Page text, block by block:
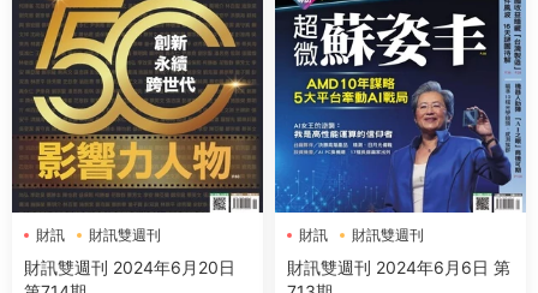
財訊 財訊雙週刊
財訊雙週刊 2024年6月20日
財訊 財訊雙週刊
財訊雙週刊 2024年6月6日 第